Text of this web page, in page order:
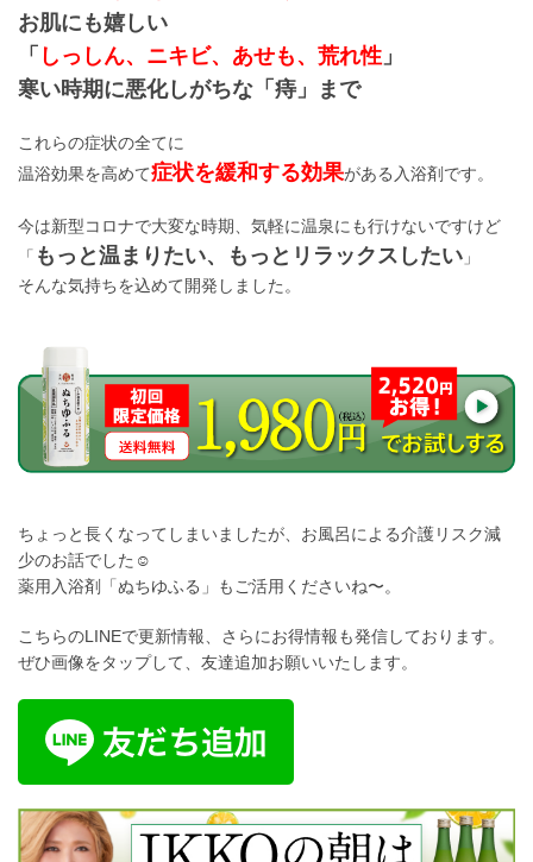
お肌にも嬉しい
「 しっしん、ニキビ、あせも、荒れ性 」
寒い時期に悪化しがちな「痔」まで
これらの症状の全てに
温浴効果を高めて症状を緩和する効果がある入浴剤です。
今は新型コロナで大変な時期、気軽に温泉にも行けないですけど
「 もっと温まりたい、もっとリラックスしたい 」
そんな気持ちを込めて開発しました。
ちょっと長くなってしまいましたが、お風呂による介護リスク減
少のお話でした☺
薬用入浴剤「ぬちゆふる」もご活用くださいね〜。
こちらのLINEで更新情報、さらにお得情報も発信しております。
ぜひ画像をタップして、友達追加お願いいたします。